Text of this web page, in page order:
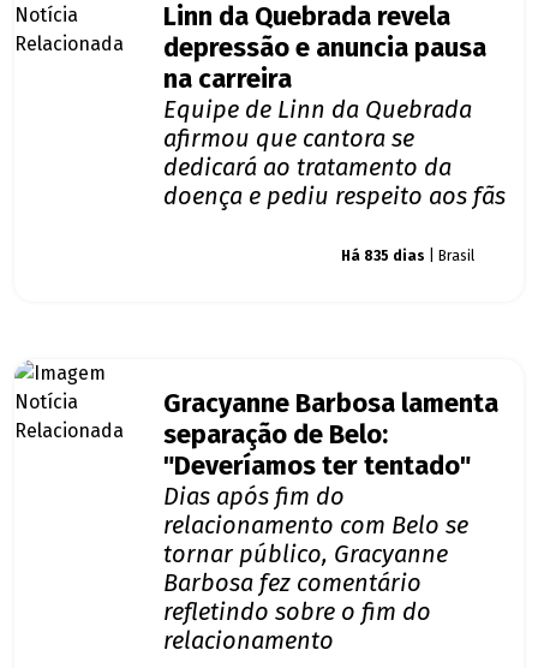
Linn da Quebrada revela
depressão e anuncia pausa
na carreira
Equipe de Linn da Quebrada
afirmou que cantora se
dedicará ao tratamento da
doença e pediu respeito aos fãs
Há 835 dias | Brasil
Gracyanne Barbosa lamenta
separação de Belo:
"Deveríamos ter tentado"
Dias após fim do
relacionamento com Belo se
tornar público, Gracyanne
Barbosa fez comentário
refletindo sobre o fim do
relacionamento